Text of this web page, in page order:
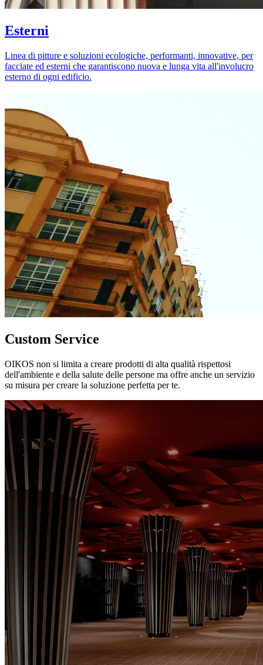
Esterni
Linea di pitture e soluzioni ecologiche, performanti, innovative, per
facciate ed esterni che garantiscono nuova e lunga vita all'involucro
esterno di ogni edificio.
Custom Service
OIKOS non si limita a creare prodotti di alta qualità rispettosi
dell'ambiente e della salute delle persone ma offre anche un servizio
su misura per creare la soluzione perfetta per te.